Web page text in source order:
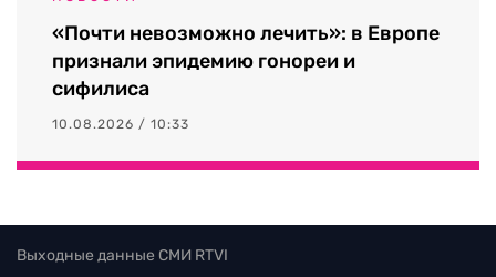
«Почти невозможно лечить»: в Европе
признали эпидемию гонореи и
сифилиса
10.08.2026 / 10:33
Выходные данные СМИ RTVI